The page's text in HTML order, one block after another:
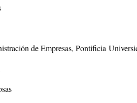
de Empresas, Pontificia